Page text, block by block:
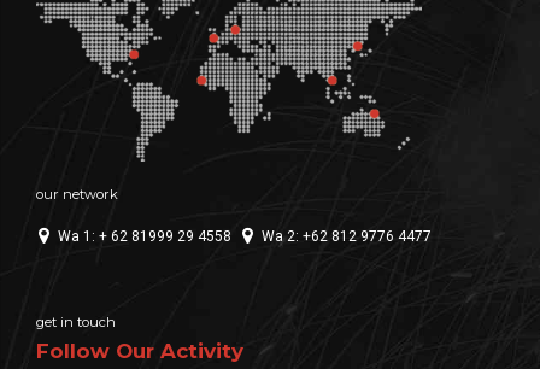
our network
Wa 1: + 62 81999 29 4558 Wa 2: +62 812 9776 4477
get in touch
Follow Our Activity